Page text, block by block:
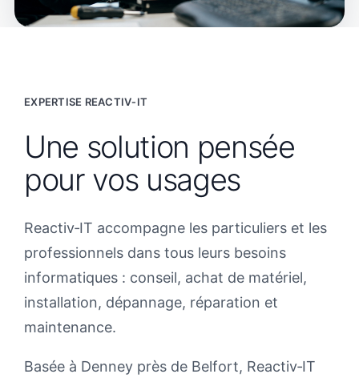
EXPERTISE REACTIV‑IT
Une solution pensée
pour vos usages
Reactiv‑IT accompagne les particuliers et les
professionnels dans tous leurs besoins
informatiques : conseil, achat de matériel,
installation, dépannage, réparation et
maintenance.
Basée à Denney près de Belfort, Reactiv‑IT